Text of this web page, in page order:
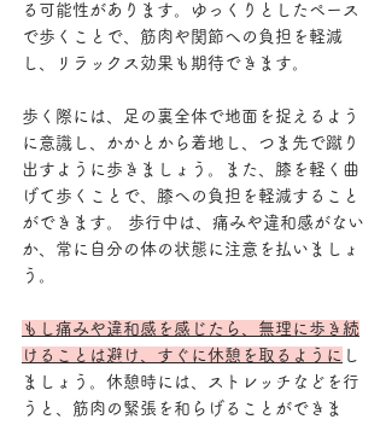
る可能性があります。ゆっくりとしたペース
で歩くことで、筋肉や関節への負担を軽減
し、リラックス効果も期待できます。
歩く際には、足の裏全体で地面を捉えるよう
に意識し、かかとから着地し、つま先で蹴り
出すように歩きましょう。また、膝を軽く曲
げて歩くことで、膝への負担を軽減すること
ができます。 歩行中は、痛みや違和感がない
か、常に自分の体の状態に注意を払いましょ
う。
もし痛みや違和感を感じたら、無理に歩き続
けることは避け、すぐに休憩を取るように し
ましょう。休憩時には、ストレッチなどを行
うと、筋肉の緊張を和らげることができま